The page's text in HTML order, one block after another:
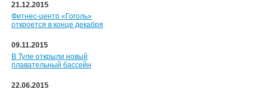
21.12.2015
Фитнес-центр «Гоголь»
откроется в конце декабря
09.11.2015
В Туле открыли новый
плавательный бассейн
22.06.2015